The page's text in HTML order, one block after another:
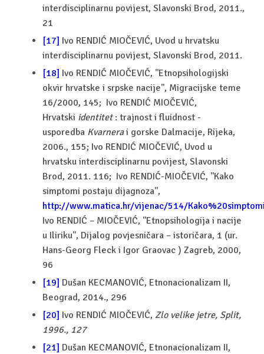
interdisciplinarnu povijest, Slavonski Brod, 2011.,
21
[17] Ivo RENDIĆ MIOČEVIĆ, Uvod u hrvatsku
interdisciplinarnu povijest, Slavonski Brod, 2011.
[18] Ivo RENDIĆ MIOČEVIĆ, ''Etnopsihologijski
okvir hrvatske i srpske nacije'', Migracijske teme
16/2000, 145; Ivo RENDIĆ MIOČEVIĆ,
Hrvatski identitet: trajnost i fluidnost -
usporedba Kvarnerai gorske Dalmacije, Rijeka,
2006., 155; Ivo RENDIĆ MIOČEVIĆ, Uvod u
hrvatsku interdisciplinarnu povijest, Slavonski
Brod, 2011. 116; Ivo RENDIĆ-MIOČEVIĆ, ''Kako
simptomi postaju dijagnoza'',
http://www.matica.hr/vijenac/514/
Ivo RENDIĆ – MIOČEVIĆ, ''Etnopsihologija i nacije
u Iliriku'', Dijalog povjesničara – istoričara, 1 (ur.
Hans-Georg Fleck i Igor Graovac ) Zagreb, 2000,
96
[19] Dušan KECMANOVIĆ, Etnonacionalizam II,
Beograd, 2014., 296
[20] Ivo RENDIĆ MIOČEVIĆ, Zlo velike jetre, Split,
1996., 127
[21] Dušan KECMANOVIĆ, Etnonacionalizam II,